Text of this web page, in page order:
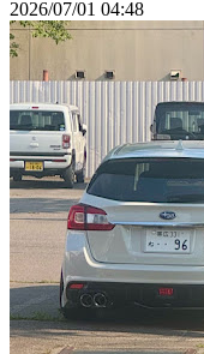
2026/07/01 04:48